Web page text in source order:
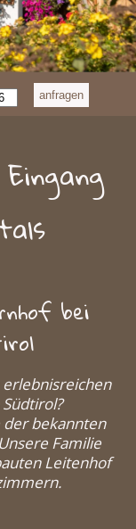
bei
erlebnisreichen
der bekannten
Familie
Leitenhof